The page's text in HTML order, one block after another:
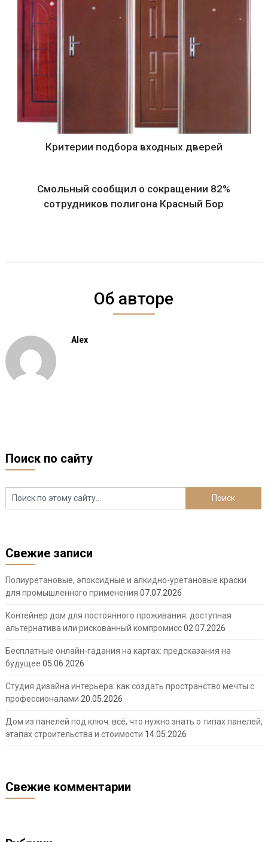
Критерии подбора входных дверей
Смольный сообщил о сокращении 82%
сотрудников полигона Красный Бор
Об авторе
Alex
Поиск по сайту
Свежие записи
Полиуретановые, эпоксидные и алкидно-уретановые краски
для промышленного применения 07.07.2026
Контейнер дом для постоянного проживания: доступная
альтернатива или рискованный компромисс02.07.2026
Бесплатные онлайн-гадания на картах: предсказания на
будущее 05.06.2026
Студия дизайна интерьера: как создать пространство мечты с
профессионалами 20.05.2026
Дом из панелей под ключ: всё, что нужно знать о типах панелей,
этапах строительства и стоимости 14.05.2026
Свежие комментарии